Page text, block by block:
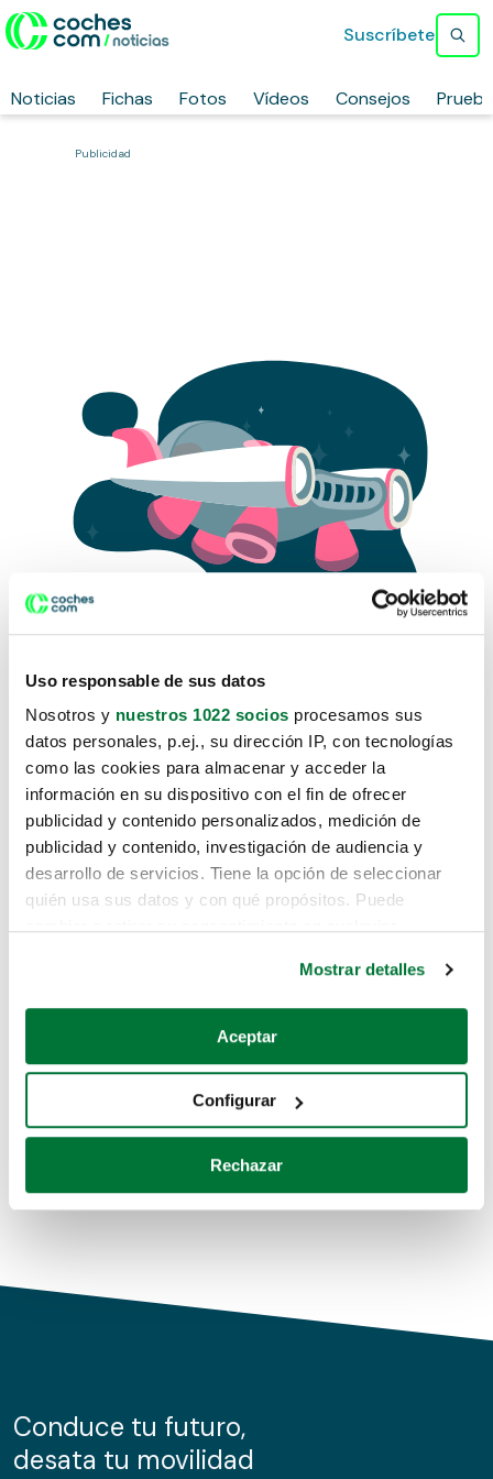
Uso responsable de sus datos
Nosotros y nuestros 1022 socios procesamos sus
datos personales, p.ej., su dirección IP, con tecnologías
como las cookies para almacenar y acceder la
información en su dispositivo con el fin de ofrecer
publicidad y contenido personalizados, medición de
publicidad y contenido, investigación de audiencia y
desarrollo de servicios. Tiene la opción de seleccionar
quién usa sus datos y con qué propósitos. Puede
Si lo permite, también quisiéramos:
Recopilar información sobre su ubicación geográfica
Identificar su dispositivo analizándolo activamente
para buscar características específicas (huellas
Obtenga más información sobre cómo se procesan sus
de cookies.
información sobre el uso que haga del sitio web con
nuestros partners de redes sociales, publicidad y análisis
Mostrar detalles
Aceptar
Configurar
Rechazar
Noticias Fichas Fotos Vídeos Consejos
Suscríbete
Publicidad
Lo sentimos, no sabemos como
te hemos traido hasta aquí.
Pero puedes encontrar el coche que estás
buscando en alguno de estos enlaces:
Coches de segunda mano
Coches de km0
Conduce tu futuro,
desata tu movilidad